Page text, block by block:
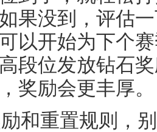
果没到，评估
以开始为下个
段位发放钻石
奖励会更丰厚。
和重置规则，